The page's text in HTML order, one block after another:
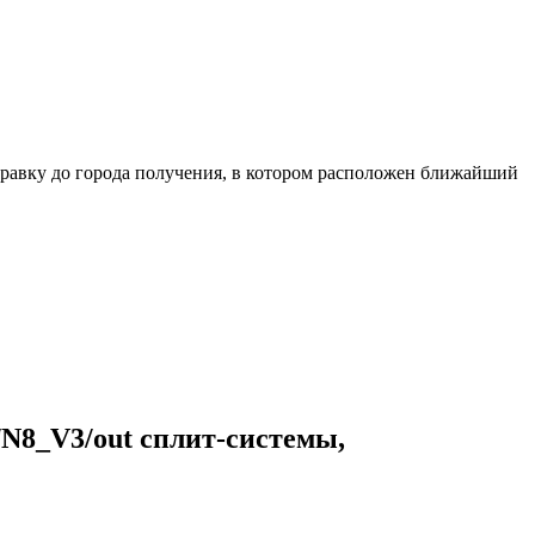
до города получения, в котором расположен ближайший
out сплит-системы,